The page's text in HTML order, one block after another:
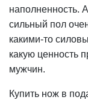
наполненность.
сильный пол
какими-то
какую ценность
мужчин.
Купить нож в